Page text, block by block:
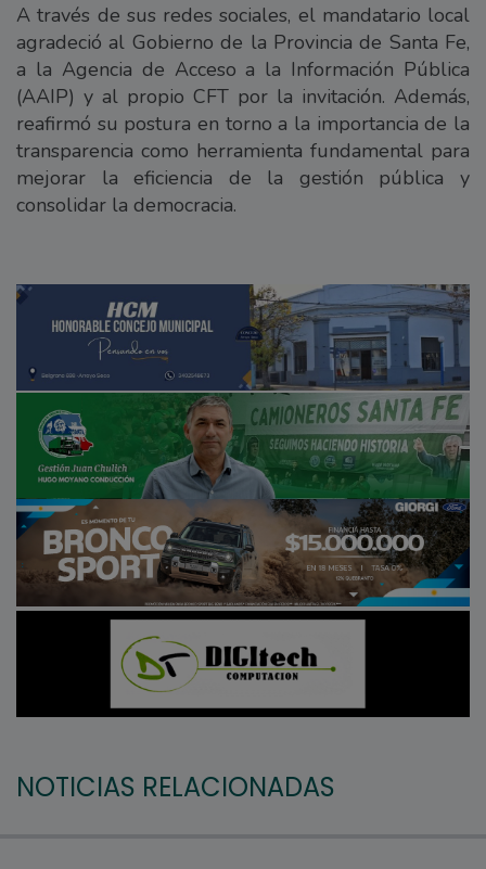
A través de sus redes sociales, el mandatario local
agradeció al Gobierno de la Provincia de Santa Fe,
a la Agencia de Acceso a la Información Pública
(AAIP) y al propio CFT por la invitación. Además,
reafirmó su postura en torno a la importancia de la
transparencia como herramienta fundamental para
mejorar la eficiencia de la gestión pública y
consolidar la democracia.
NOTICIAS RELACIONADAS